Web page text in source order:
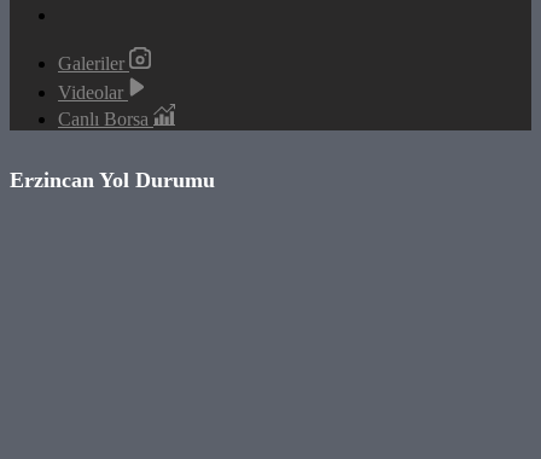
Galeriler
Videolar
Canlı Borsa
Erzincan Yol Durumu